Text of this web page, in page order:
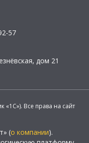
57
дом 21
Все права на сайт
(о компании).